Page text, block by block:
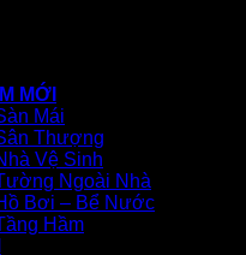
MỚI
Mái
Thượng
Vệ Sinh
Ngoài Nhà
Bơi – Bể Nước
Hầm